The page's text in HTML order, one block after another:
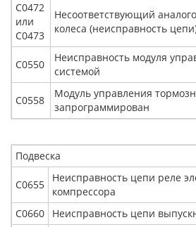
С0472
или
С0473
Несоответствующий
колеса (неисправность
С0550
Неисправность модуля
системой
С0558
Модуль управления
запрограммирован
Подвеска
С0655
Неисправность цепи реле
компрессора
С0660
Неисправность цепи